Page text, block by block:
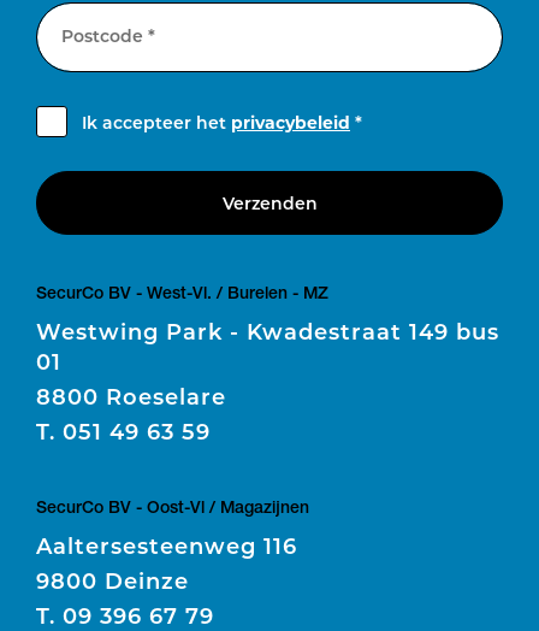
Postcode *
Ik accepteer het privacybeleid *
Verzenden
SecurCo BV - West-Vl. / Burelen - MZ
Westwing Park - Kwadestraat 149 bus
01
8800 Roeselare
T. 051 49 63 59
SecurCo BV - Oost-Vl / Magazijnen
Aaltersesteenweg 116
9800 Deinze
T. 09 396 67 79